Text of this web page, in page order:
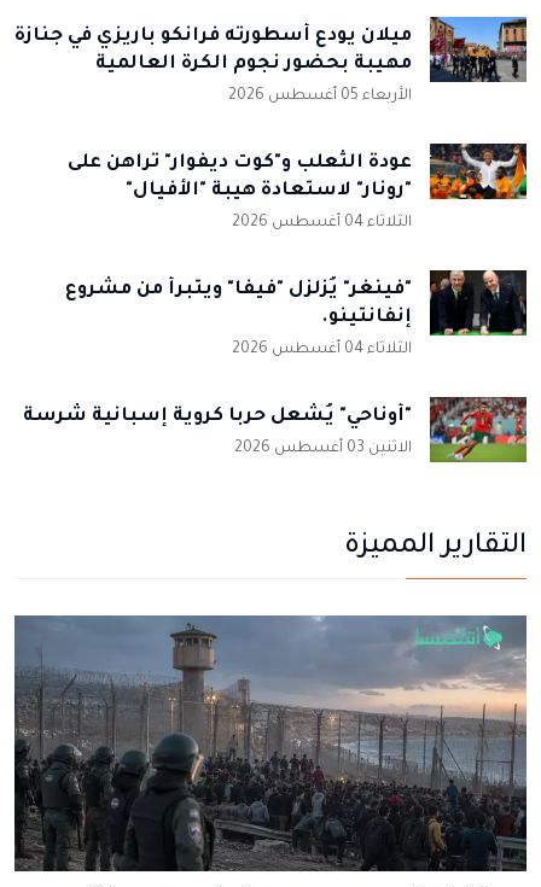
ميلان يودع أسطورته فرانكو باريزي في جنازة
مهيبة بحضور نجوم الكرة العالمية
الأربعاء 05 أغسطس 2026
عودة الثعلب و"كوت ديفوار" تراهن على
"رونار" لاستعادة هيبة "الأفيال"
الثلاثاء 04 أغسطس 2026
"فينغر" يُزلزل "فيفا" ويتبرأ من مشروع
إنفانتينو.
الثلاثاء 04 أغسطس 2026
"أوناحي" يُشعل حربا كروية إسبانية شرسة
الاثنين 03 أغسطس 2026
التقارير المميزة